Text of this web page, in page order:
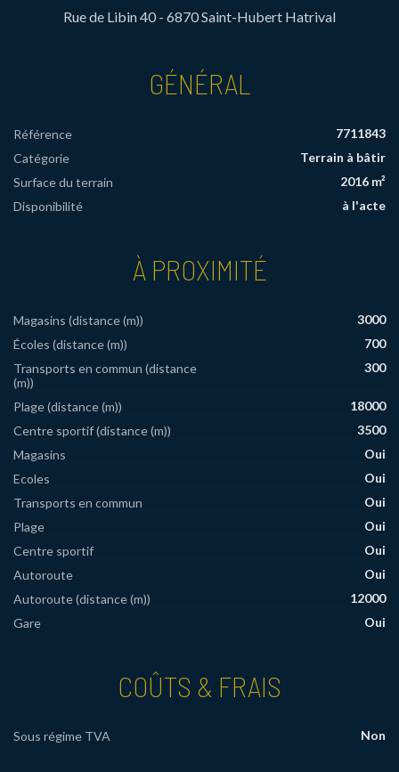
Rue de Libin 40 - 6870 Saint-Hubert Hatrival
GÉNÉRAL
Référence
7711843
Catégorie
Terrain à bâtir
Surface du terrain
2016 m²
Disponibilité
à l'acte
À PROXIMITÉ
Magasins (distance (m))
3000
Écoles (distance (m))
700
Transports en commun (distance
(m))
300
Plage (distance (m))
18000
Centre sportif (distance (m))
3500
Magasins
Oui
Ecoles
Oui
Transports en commun
Oui
Plage
Oui
Centre sportif
Oui
Autoroute
Oui
Autoroute (distance (m))
12000
Gare
Oui
COÛTS & FRAIS
Sous régime TVA Non